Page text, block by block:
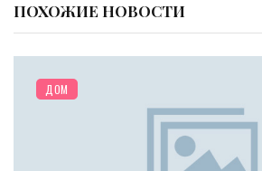
ПОХОЖИЕ НОВОСТИ